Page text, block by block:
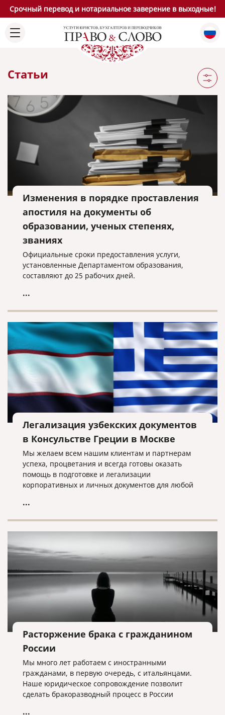
Срочный перевод и нотариальное заверение в выходные!
Статьи
Изменения в порядке проставления
апостиля на документы об
образовании, ученых степенях,
званиях
Официальные сроки предоставления услуги,
установленные Департаментом образования,
составляют до 25 рабочих дней.
...
Легализация узбекских документов
в Консульстве Греции в Москве
Мы желаем всем нашим клиентам и партнерам
успеха, процветания и всегда готовы оказать
помощь в подготовке и легализации
корпоративных и личных документов для любой
...
Расторжение брака с гражданином
России
Мы много лет работаем с иностранными
гражданами, в первую очередь, с итальянцами.
Наше юридическое сопровождение позволит
сделать бракоразводный процесс в России
...